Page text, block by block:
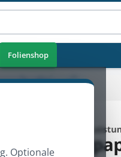
Folienshop
Optionale